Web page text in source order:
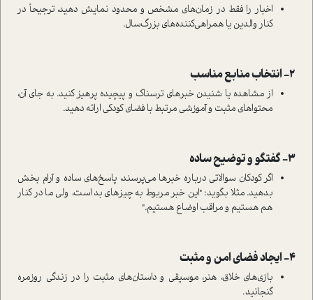
اخبار را فقط در زمان‌های مشخص و محدود نمایش دهید، ترجیحاً در
کنار والدین یا همراهی‌کننده‌های بزرگ‌سال.
2- انتخاب منابع مناسب
از مشاهده یا شنیدن خبرهای ترسناک و پیچیده پرهیز کنید. به جای آن،
محتواهای مثبت و آموزشی مرتبط با فضای کودکی ارائه دهید.
3- گفتگو و توضیح ساده
اگر کودکان سوالاتی درباره خبرها می‌پرسند، پاسخ‌های ساده و آرام بخش
بدهید. مثلا بگوید: "این خبر مربوط به چیزهای بد است، ولی ما در کنار
هم هستیم و مراقب اوضاع هستیم."
4- ایجاد فضای امن و مثبت
بازی‌های خلاق، هنر، موسیقی و داستان‌های مثبت را در زندگی روزمره
گنجانید.